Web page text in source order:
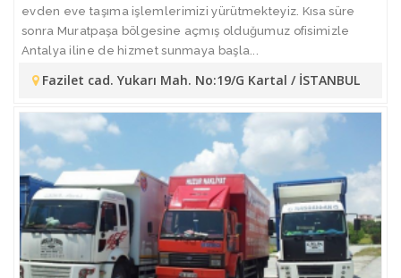
evden eve taşıma işlemlerimizi yürütmekteyiz. Kısa süre
sonra Muratpaşa bölgesine açmış olduğumuz ofisimizle
Antalya iline de hizmet sunmaya başla...
Fazilet cad. Yukarı Mah. No:19/G Kartal / İSTANBUL